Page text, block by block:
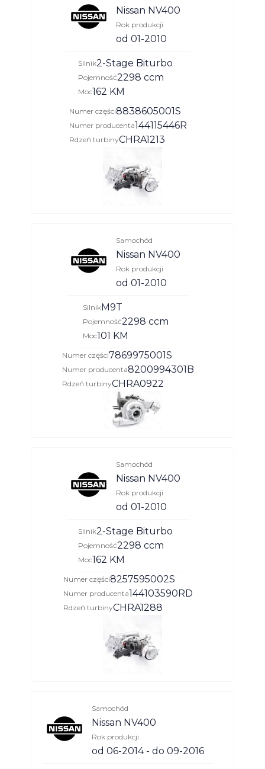
Nissan NV400
Rok produkcji
od 01-2010
Silnik2-Stage Biturbo
Pojemność2298 ccm
Moc162 KM
Numer części8838605001S
Numer producenta144115446R
Rdzeń turbinyCHRA1213
Samochód
Nissan NV400
Rok produkcji
od 01-2010
SilnikM9T
Pojemność2298 ccm
Moc101 KM
Numer części7869975001S
Numer producenta8200994301B
Rdzeń turbinyCHRA0922
Samochód
Nissan NV400
Rok produkcji
od 01-2010
Silnik2-Stage Biturbo
Pojemność2298 ccm
Moc162 KM
Numer części8257595002S
Numer producenta144103590RD
Rdzeń turbinyCHRA1288
Samochód
Nissan NV400
Rok produkcji
od 06-2014 - do 09-2016